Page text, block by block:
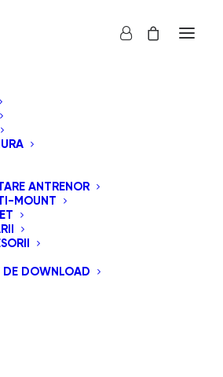
ANTRENOR
MOUNT
DE DOWNLOAD
preț: de la mic la mare
Sortare implicită
popularitatea vânzărilor
preț: de la mare la mic